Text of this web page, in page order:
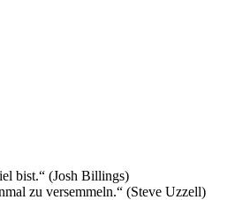
bist.“ (Josh Billings)
zu versemmeln.“ (Steve Uzzell)